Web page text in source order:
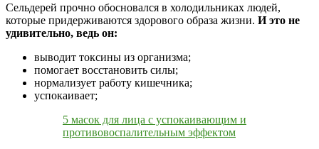
Сельдерей прочно обосновался в холодильниках людей,
которые придерживаются здорового образа жизни. И это не
удивительно, ведь он:
выводит токсины из организма;
помогает восстановить силы;
нормализует работу кишечника;
успокаивает;
5 масок для лица с успокаивающим и
противовоспалительным эффектом